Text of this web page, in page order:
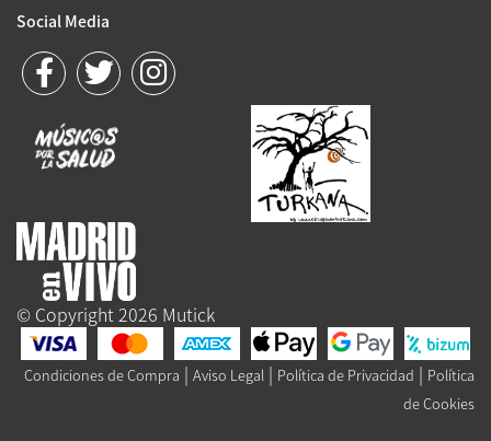
Social Media
© Copyright 2026 Mutick
Condiciones de Compra | Aviso Legal | Política de Privacidad | Política
de Cookies